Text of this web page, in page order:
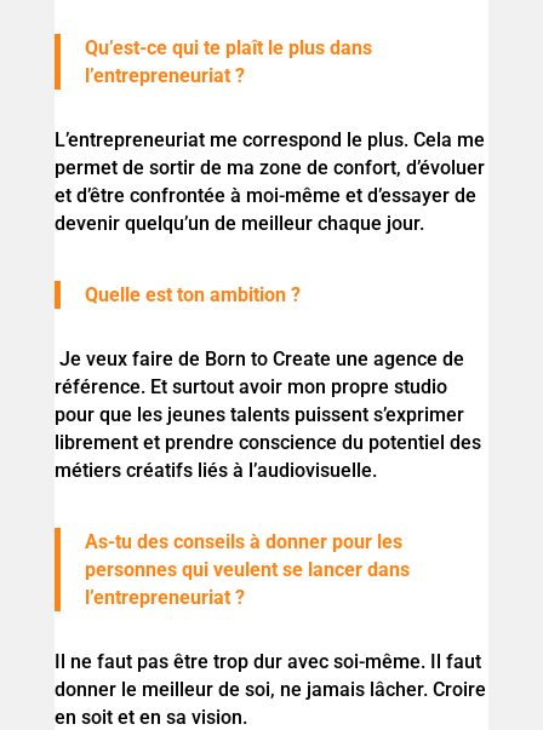
Qu’est-ce qui te plaît le plus dans
l’entrepreneuriat ?
L’entrepreneuriat me correspond le plus. Cela me
permet de sortir de ma zone de confort, d’évoluer
et d’être confrontée à moi-même et d’essayer de
devenir quelqu’un de meilleur chaque jour.
Quelle est ton ambition ?
Je veux faire de Born to Create une agence de
référence. Et surtout avoir mon propre studio
pour que les jeunes talents puissent s’exprimer
librement et prendre conscience du potentiel des
métiers créatifs liés à l’audiovisuelle.
As-tu des conseils à donner pour les
personnes qui veulent se lancer dans
l’entrepreneuriat ?
Il ne faut pas être trop dur avec soi-même. Il faut
donner le meilleur de soi, ne jamais lâcher. Croire
en soit et en sa vision.